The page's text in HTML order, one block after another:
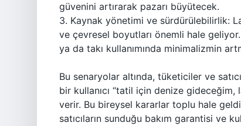
güvenini artırarak pazarı büyütecek.
3. Kaynak yönetimi ve sürdürülebilirlik:
ve çevresel boyutları önemli hale
ya da takı kullanımında minimalizmin
Bu senaryolar altında, tüketiciler ve
bir kullanıcı “tatil için denize gideceğim,
verir. Bu bireysel kararlar toplu hale
satıcıların sunduğu bakım garantisi ve